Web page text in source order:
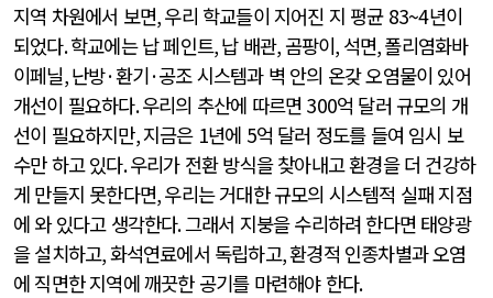
지역 차원에서 보면,우리 학교들이 지어진 지 평균 83~4년이
되었다.학교에는 납 페인트,납 배관,곰팡이, 석면,폴리염화바
이페닐,난방·환기·공조 시스템과 벽 안의 온갖 오염물이 있어
개선이 필요하다.우리의 추산에 따르면 300억 달러 규모의 개
선이 필요하지만,지금은 1년에 5억 달러 정도를 들여 임시 보
수만 하고 있다.우리가 전환 방식을 찾아내고 환경을 더 건강하
게 만들지 못한다면,우리는 거대한 규모의 시스템적 실패 지점
에 와 있다고 생각한다.그래서 지붕을 수리하려 한다면 태양광
을 설치하고,화석연료에서 독립하고,환경적 인종차별과 오염
에 직면한 지역에 깨끗한 공기를 마련해야 한다.